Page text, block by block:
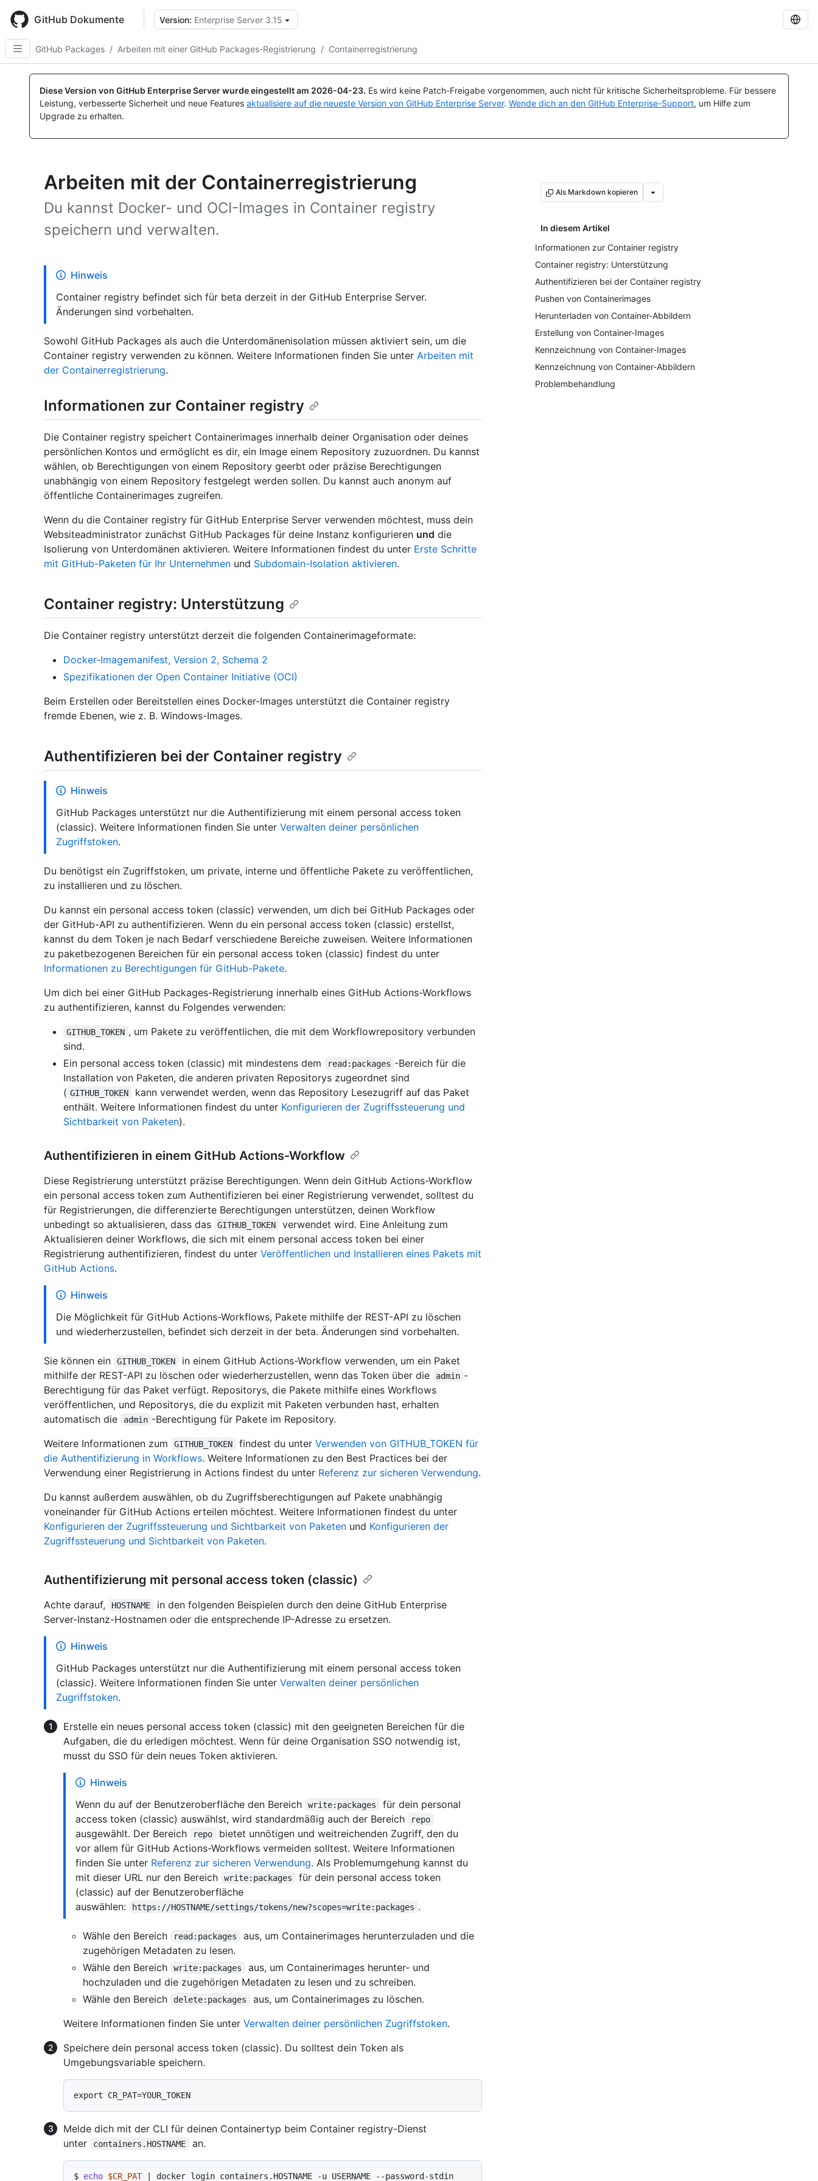
main
content
GitHub Dokumente Version: Enterprise Server 3.15
GitHub Packages / Arbeiten mit einer GitHub Packages-Registrierung / Containerregistrierung
Diese Version von GitHub Enterprise Server wurde eingestellt am 2026-04-23. Es wird keine Patch-Freigabe vorgenommen, auch nicht für kritische Sicherheitsprobleme. Für bessere
Leistung, verbesserte Sicherheit und neue Features aktualisiere auf die neueste Version von GitHub Enterprise Server. Wende dich an den GitHub Enterprise-Support, um Hilfe zum
Upgrade zu erhalten.
Arbeiten mit der Containerregistrierung
Du kannst Docker- und OCI-Images in Container registry
speichern und verwalten.
Als Markdown kopieren
In diesem Artikel
Informationen zur Container registry
Container registry: Unterstützung
Authentifizieren bei der Container registry
Pushen von Containerimages
Herunterladen von Container-Abbildern
Erstellung von Container-Images
Kennzeichnung von Container-Images
Kennzeichnung von Container-Abbildern
Problembehandlung
Hinweis
Container registry befindet sich für beta derzeit in der GitHub Enterprise Server.
Änderungen sind vorbehalten.
Sowohl GitHub Packages als auch die Unterdomänenisolation müssen aktiviert sein, um die
Container registry verwenden zu können. Weitere Informationen finden Sie unter Arbeiten mit
der Containerregistrierung.
Informationen zur Container registry
Die Container registry speichert Containerimages innerhalb deiner Organisation oder deines
persönlichen Kontos und ermöglicht es dir, ein Image einem Repository zuzuordnen. Du kannst
wählen, ob Berechtigungen von einem Repository geerbt oder präzise Berechtigungen
unabhängig von einem Repository festgelegt werden sollen. Du kannst auch anonym auf
öffentliche Containerimages zugreifen.
Wenn du die Container registry für GitHub Enterprise Server verwenden möchtest, muss dein
Websiteadministrator zunächst GitHub Packages für deine Instanz konfigurieren und die
Isolierung von Unterdomänen aktivieren. Weitere Informationen findest du unter Erste Schritte
mit GitHub-Paketen für Ihr Unternehmen und Subdomain-Isolation aktivieren.
Container registry: Unterstützung
Die Container registry unterstützt derzeit die folgenden Containerimageformate:
Docker-Imagemanifest, Version 2, Schema 2
Spezifikationen der Open Container Initiative (OCI)
Beim Erstellen oder Bereitstellen eines Docker-Images unterstützt die Container registry
fremde Ebenen, wie z. B. Windows-Images.
Authentifizieren bei der Container registry
Hinweis
GitHub Packages unterstützt nur die Authentifizierung mit einem personal access token
(classic). Weitere Informationen finden Sie unter Verwalten deiner persönlichen
Zugriffstoken.
Du benötigst ein Zugriffstoken, um private, interne und öffentliche Pakete zu veröffentlichen,
zu installieren und zu löschen.
Du kannst ein personal access token (classic) verwenden, um dich bei GitHub Packages oder
der GitHub-API zu authentifizieren. Wenn du ein personal access token (classic) erstellst,
kannst du dem Token je nach Bedarf verschiedene Bereiche zuweisen. Weitere Informationen
zu paketbezogenen Bereichen für ein personal access token (classic) findest du unter
Informationen zu Berechtigungen für GitHub-Pakete.
Um dich bei einer GitHub Packages-Registrierung innerhalb eines GitHub Actions-Workflows
zu authentifizieren, kannst du Folgendes verwenden:
GITHUB_TOKEN , um Pakete zu veröffentlichen, die mit dem Workflowrepository verbunden
sind.
Ein personal access token (classic) mit mindestens dem
read:packages -Bereich für die
Installation von Paketen, die anderen privaten Repositorys zugeordnet sind
( GITHUB_TOKEN
kann verwendet werden, wenn das Repository Lesezugriff auf das Paket
enthält. Weitere Informationen findest du unter Konfigurieren der Zugriffssteuerung und
Sichtbarkeit von Paketen).
Authentifizieren in einem GitHub Actions-Workflow
Diese Registrierung unterstützt präzise Berechtigungen. Wenn dein GitHub Actions-Workflow
ein personal access token zum Authentifizieren bei einer Registrierung verwendet, solltest du
für Registrierungen, die differenzierte Berechtigungen unterstützen, deinen Workflow
unbedingt so aktualisieren, dass das
GITHUB_TOKEN
verwendet wird. Eine Anleitung zum
Aktualisieren deiner Workflows, die sich mit einem personal access token bei einer
Registrierung authentifizieren, findest du unter Veröffentlichen und Installieren eines Pakets mit
GitHub Actions.
Hinweis
Die Möglichkeit für GitHub Actions-Workflows, Pakete mithilfe der REST-API zu löschen
und wiederherzustellen, befindet sich derzeit in der beta. Änderungen sind vorbehalten.
Sie können ein GITHUB_TOKEN
in einem GitHub Actions-Workflow verwenden, um ein Paket
mithilfe der REST-API zu löschen oder wiederherzustellen, wenn das Token über die
admin -
Berechtigung für das Paket verfügt. Repositorys, die Pakete mithilfe eines Workflows
veröffentlichen, und Repositorys, die du explizit mit Paketen verbunden hast, erhalten
automatisch die
admin -Berechtigung für Pakete im Repository.
Weitere Informationen zum
GITHUB_TOKEN findest du unter Verwenden von GITHUB_TOKEN für
die Authentifizierung in Workflows. Weitere Informationen zu den Best Practices bei der
Verwendung einer Registrierung in Actions findest du unter Referenz zur sicheren Verwendung.
Du kannst außerdem auswählen, ob du Zugriffsberechtigungen auf Pakete unabhängig
voneinander für GitHub Actions erteilen möchtest. Weitere Informationen findest du unter
Konfigurieren der Zugriffssteuerung und Sichtbarkeit von Paketen und Konfigurieren der
Zugriffssteuerung und Sichtbarkeit von Paketen.
Authentifizierung mit personal access token (classic)
Achte darauf, HOSTNAME
in den folgenden Beispielen durch den deine GitHub Enterprise
Server-Instanz-Hostnamen oder die entsprechende IP-Adresse zu ersetzen.
Hinweis
GitHub Packages unterstützt nur die Authentifizierung mit einem personal access token
(classic). Weitere Informationen finden Sie unter Verwalten deiner persönlichen
Zugriffstoken.
Erstelle ein neues personal access token (classic) mit den geeigneten Bereichen für die
Aufgaben, die du erledigen möchtest. Wenn für deine Organisation SSO notwendig ist,
musst du SSO für dein neues Token aktivieren.
Hinweis
Wenn du auf der Benutzeroberfläche den Bereich
write:packages
für dein personal
access token (classic) auswählst, wird standardmäßig auch der Bereich
repo
ausgewählt. Der Bereich repo
bietet unnötigen und weitreichenden Zugriff, den du
vor allem für GitHub Actions-Workflows vermeiden solltest. Weitere Informationen
finden Sie unter Referenz zur sicheren Verwendung. Als Problemumgehung kannst du
mit dieser URL nur den Bereich
write:packages
für dein personal access token
(classic) auf der Benutzeroberfläche
auswählen:
https://HOSTNAME/settings/tokens/new?scopes=write:packages .
Wähle den Bereich read:packages
aus, um Containerimages herunterzuladen und die
zugehörigen Metadaten zu lesen.
Wähle den Bereich
write:packages
aus, um Containerimages herunter- und
hochzuladen und die zugehörigen Metadaten zu lesen und zu schreiben.
Wähle den Bereich
delete:packages
aus, um Containerimages zu löschen.
Weitere Informationen finden Sie unter Verwalten deiner persönlichen Zugriffstoken.
Speichere dein personal access token (classic). Du solltest dein Token als
Umgebungsvariable speichern.
Melde dich mit der CLI für deinen Containertyp beim Container registry-Dienst
unter
containers.HOSTNAME an.
$ echo $CR_PAT | docker login containers.HOSTNAME -u USERNAME --password-stdin